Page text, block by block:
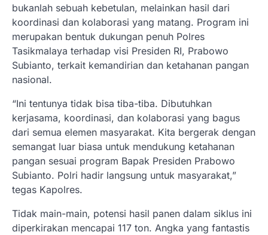
bukanlah sebuah kebetulan, melainkan hasil dari
koordinasi dan kolaborasi yang matang. Program ini
merupakan bentuk dukungan penuh Polres
Tasikmalaya terhadap visi Presiden RI, Prabowo
Subianto, terkait kemandirian dan ketahanan pangan
nasional.
“Ini tentunya tidak bisa tiba-tiba. Dibutuhkan
kerjasama, koordinasi, dan kolaborasi yang bagus
dari semua elemen masyarakat. Kita bergerak dengan
semangat luar biasa untuk mendukung ketahanan
pangan sesuai program Bapak Presiden Prabowo
Subianto. Polri hadir langsung untuk masyarakat,”
tegas Kapolres.
Tidak main-main, potensi hasil panen dalam siklus ini
diperkirakan mencapai 117 ton. Angka yang fantastis